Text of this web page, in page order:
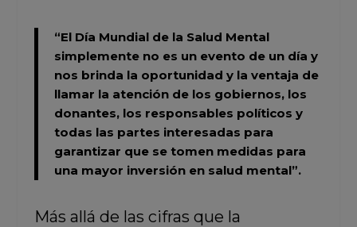
“El Día Mundial de la Salud Mental
simplemente no es un evento de un día y
nos brinda la oportunidad y la ventaja de
llamar la atención de los gobiernos, los
donantes, los responsables políticos y
todas las partes interesadas para
garantizar que se tomen medidas para
una mayor inversión en salud mental”.
Más allá de las cifras que la